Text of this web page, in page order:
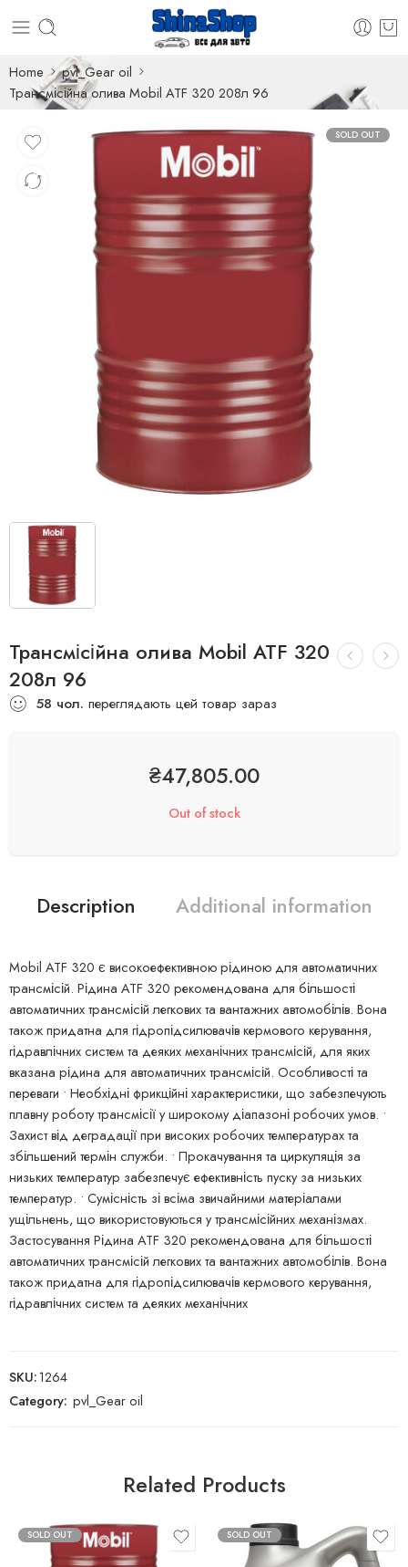
Home
pvl_Gear oil
Трансмісійна олива Mobil ATF 320 208л 96
SOLD OUT
Трансмісійна олива Mobil ATF 320
208л 96
58 чол. переглядають цей товар зараз
₴47,805.00
Out of stock
Description Additional information
Mobil ATF 320 є високоефективною рідиною для автоматичних
трансмісій. Рідина ATF 320 рекомендована для більшості
автоматичних трансмісій легкових та вантажних автомобілів. Вона
також придатна для гідропідсилювачів кермового керування,
гідравлічних систем та деяких механічних трансмісій, для яких
вказана рідина для автоматичних трансмісій. Особливості та
переваги • Необхідні фрикційні характеристики, що забезпечують
плавну роботу трансмісії у широкому діапазоні робочих умов. •
Захист від деградації при високих робочих температурах та
збільшений термін служби. • Прокачування та циркуляція за
низьких температур забезпечує ефективність пуску за низьких
температур. • Сумісність зі всіма звичайними матеріалами
ущільнень, що використовуються у трансмісійних механізмах.
Застосування Рідина ATF 320 рекомендована для більшості
автоматичних трансмісій легкових та вантажних автомобілів. Вона
також придатна для гідропідсилювачів кермового керування,
гідравлічних систем та деяких механічних
SKU:1264
Category: pvl_Gear oil
Related Products
SOLD OUT SOLD OUT